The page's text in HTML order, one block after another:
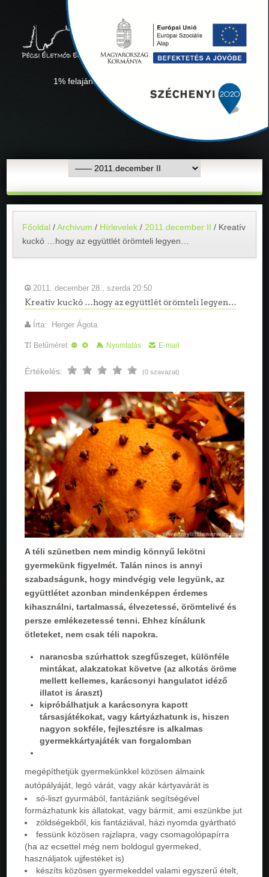
1% felajánlás "Együtt minden sikerül" Adószámunk:
18311927-1-02
Főoldal /Archivum / Hírlevelek / 2011.december II / Kreatív
kuckó …hogy az együttlét örömteli legyen…
2011. december 28., szerda 20:50
Kreatív kuckó …hogy az együttlét örömteli legyen…
Írta: Herger Ágota
Betűméret Nyomtatás E-mail
Értékelés: (0 szavazat)
A téli szünetben nem mindig könnyű lekötni
gyermekünk figyelmét. Talán nincs is annyi
szabadságunk, hogy mindvégig vele legyünk, az
együttlétet azonban mindenképpen érdemes
kihasználni, tartalmassá, élvezetessé, örömtelivé és
persze emlékezetessé tenni. Ehhez kínálunk
ötleteket, nem csak téli napokra.
narancsba szúrhattok szegfűszeget, különféle
mintákat, alakzatokat követve (az alkotás öröme
mellett kellemes, karácsonyi hangulatot idéző
illatot is áraszt)
kipróbálhatjuk a karácsonyra kapott
társasjátékokat, vagy kártyázhatunk is, hiszen
nagyon sokféle, fejlesztésre is alkalmas
gyermekkártyajáték van forgalomban
megépíthetjük gyermekünkkel közösen álmaink
autópályáját, legó várát, vagy akár kártyavárát is
só-liszt gyurmából, fantáziánk segítségével
formázhatunk kis állatokat, vagy bármit, ami eszünkbe jut
zöldségekből, kis fantáziával, házi nyomda gyártható
fessünk közösen rajzlapra, vagy csomagolópapírra
(ha az ecsettel még nem boldogul gyermeked,
használjatok ujjfestéket is)
készíts közösen gyermekeddel valami egyszerű ételt,